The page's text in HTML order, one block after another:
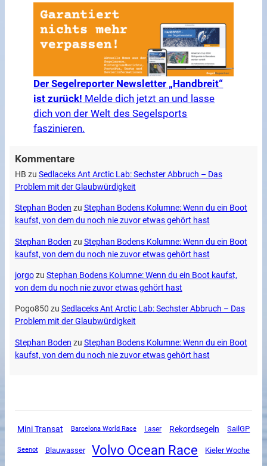
Der Segelreporter Newsletter „Handbreit“
ist zurück! Melde dich jetzt an und lasse
dich von der Welt des Segelsports
faszinieren.
Kommentare
HB zu Sedlaceks Ant Arctic Lab: Sechster Abbruch – Das
Problem mit der Glaubwürdigkeit
Stephan Boden zu Stephan Bodens Kolumne: Wenn du ein Boot
kaufst, von dem du noch nie zuvor etwas gehört hast
Stephan Boden zu Stephan Bodens Kolumne: Wenn du ein Boot
kaufst, von dem du noch nie zuvor etwas gehört hast
jorgozu Stephan Bodens Kolumne: Wenn du ein Boot kaufst,
von dem du noch nie zuvor etwas gehört hast
Pogo850 zu Sedlaceks Ant Arctic Lab: Sechster Abbruch – Das
Problem mit der Glaubwürdigkeit
Stephan Boden zu Stephan Bodens Kolumne: Wenn du ein Boot
kaufst, von dem du noch nie zuvor etwas gehört hast
Mini Transat Barcelona World Race Laser Rekordsegeln SailGP
Seenot Blauwasser Volvo Ocean Race Kieler Woche